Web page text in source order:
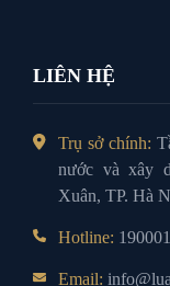
LIÊN HỆ
Trụ sở chính:
nước và xây
Xuân, TP. Hà
Hotline:
Email: